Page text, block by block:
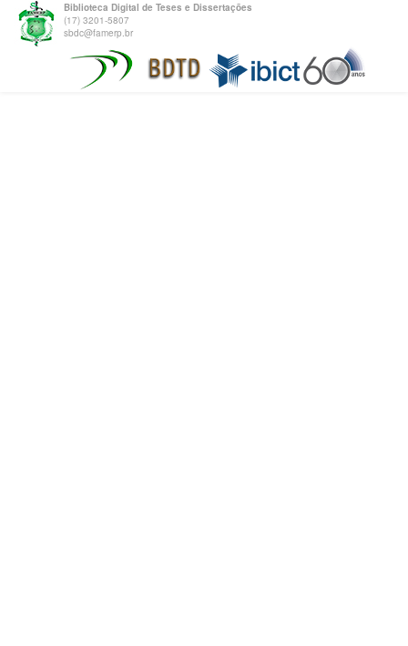
Biblioteca Digital de Teses e Dissertações
(17) 3201-5807
sbdc@famerp.br